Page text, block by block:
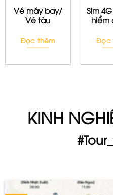
Vé máy bay/
Vé tàu
Đọc thêm
Sim
hiểm
Đọc
KINH